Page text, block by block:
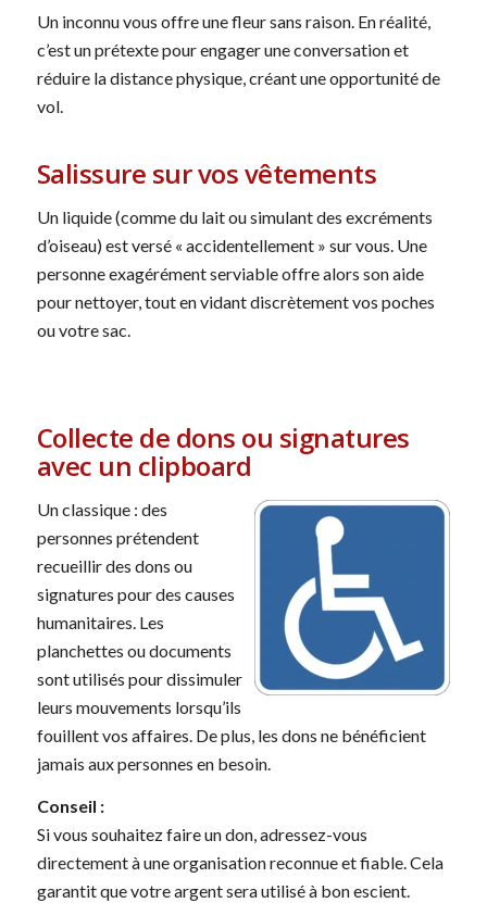
Un inconnu vous offre une fleur sans raison. En réalité,
c’est un prétexte pour engager une conversation et
réduire la distance physique, créant une opportunité de
vol.
Salissure sur vos vêtements
Un liquide (comme du lait ou simulant des excréments
d’oiseau) est versé « accidentellement » sur vous. Une
personne exagérément serviable offre alors son aide
pour nettoyer, tout en vidant discrètement vos poches
ou votre sac.
Collecte de dons ou signatures
avec un clipboard
Un classique : des
personnes prétendent
recueillir des dons ou
signatures pour des causes
humanitaires. Les
planchettes ou documents
sont utilisés pour dissimuler
leurs mouvements lorsqu’ils
fouillent vos affaires. De plus, les dons ne bénéficient
jamais aux personnes en besoin.
Conseil :
Si vous souhaitez faire un don, adressez-vous
directement à une organisation reconnue et fiable. Cela
garantit que votre argent sera utilisé à bon escient.